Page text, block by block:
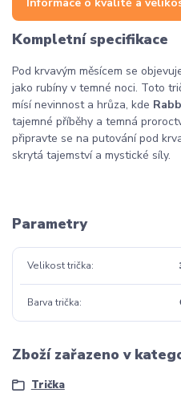
Kompletní specifikace
Pod krvavým měsícem se
jako rubíny v temné noci. Toto
mísí nevinnost a hrůza, kde
tajemné příběhy a temná
připravte se na putování pod
skrytá tajemství a mystické síly.
Parametry
Velikost trička
Barva trička
Zboží zařazeno v
Trička